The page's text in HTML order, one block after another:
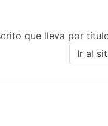
que lleva por
Ir al